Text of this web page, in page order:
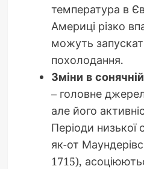
температура в
Америці різко
можуть
похолодання.
Зміни в
– головне
але його
Періоди низької
як-от
1715),